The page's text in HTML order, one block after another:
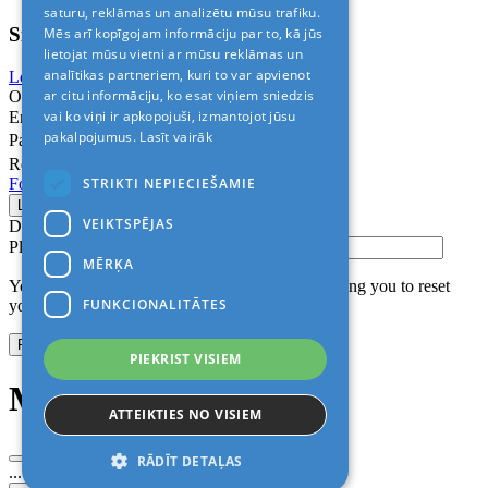
Sign In
Login with Facebook Login with Google
Or
Email
Password
Remember me
Forgot Password?
Don’t have an account?
Please confirm login email below
You will receive an email containing a link allowing you to reset
your password to a new preferred one.
Modal title
...
saturu, reklāmas un analizētu mūsu trafiku.
Mēs arī kopīgojam informāciju par to, kā jūs
lietojat mūsu vietni ar mūsu reklāmas un
analītikas partneriem, kuri to var apvienot
ar citu informāciju, ko esat viņiem sniedzis
vai ko viņi ir apkopojuši, izmantojot jūsu
pakalpojumus. Lasīt vairāk
STRIKTI NEPIECIEŠAMIE
VEIKTSPĒJAS
MĒRĶA
FUNKCIONALITĀTES
PIEKRIST VISIEM
ATTEIKTIES NO VISIEM
RĀDĪT DETAĻAS